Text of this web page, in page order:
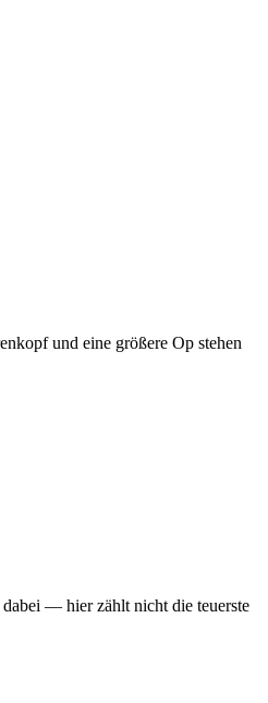
und eine größere Op stehen
dabei — hier zählt nicht die teuerste